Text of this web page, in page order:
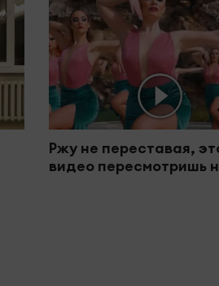
Ржу не переставая,
видео пересмотришь